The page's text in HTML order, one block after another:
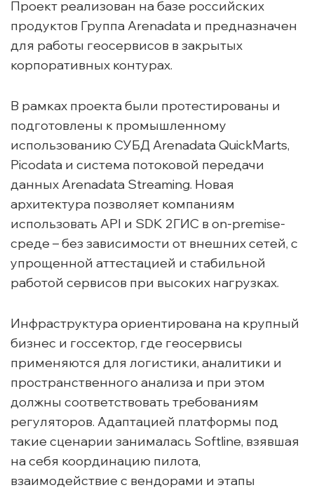
Проект реализован на базе российских
продуктов Группа Arenadata и предназначен
для работы геосервисов в закрытых
корпоративных контурах.
В рамках проекта были протестированы и
подготовлены к промышленному
использованию СУБД Arenadata QuickMarts,
Picodata и система потоковой передачи
данных Arenadata Streaming. Новая
архитектура позволяет компаниям
использовать API и SDK 2ГИС в on-premise-
среде – без зависимости от внешних сетей, с
упрощенной аттестацией и стабильной
работой сервисов при высоких нагрузках.
Инфраструктура ориентирована на крупный
бизнес и госсектор, где геосервисы
применяются для логистики, аналитики и
пространственного анализа и при этом
должны соответствовать требованиям
регуляторов. Адаптацией платформы под
такие сценарии занималась Softline, взявшая
на себя координацию пилота,
взаимодействие с вендорами и этапы